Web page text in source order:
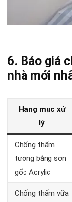
6. Báo giá
nhà mới
Hạng mục xử
lý
Chống thấm
tường bằng sơn
gốc Acrylic
Chống thấm vữa